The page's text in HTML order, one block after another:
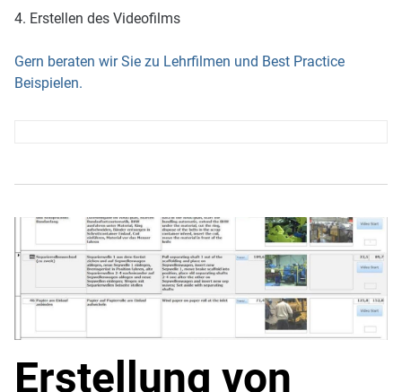
4. Erstellen des Videofilms
Gern beraten wir Sie zu Lehrfilmen und Best Practice
Beispielen.
Erstellung von